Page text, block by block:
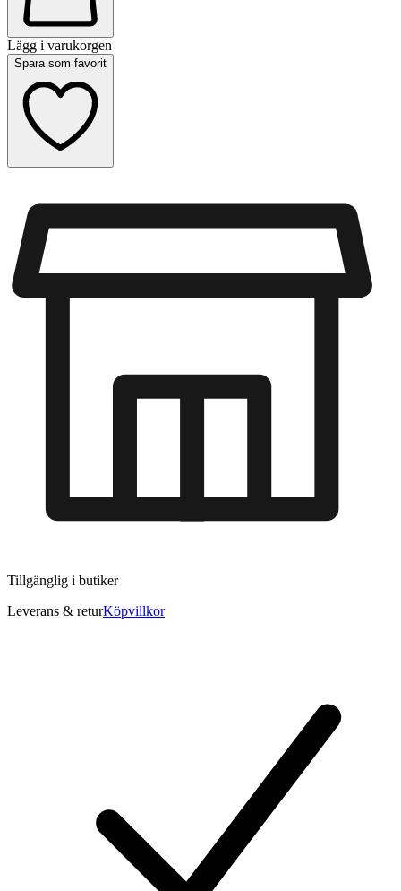
Lägg i varukorgen
Spara som favorit
Tillgänglig i butiker
Leverans & returKöpvillkor